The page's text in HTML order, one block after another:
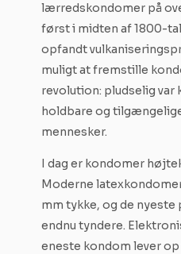
lærredskondomer på
først i midten af 1800-
opfandt
muligt at fremstille
revolution: pludselig var
holdbare og
mennesker.
I dag er kondomer
Moderne
mm tykke, og de
endnu tyndere.
eneste kondom lever